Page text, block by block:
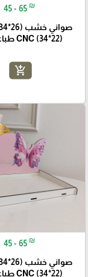
45 - 65 ₪
(22*34) CNC طباعة UV
add_shopping_cart
45 - 65 ₪
(22*34) CNC طباعة UV